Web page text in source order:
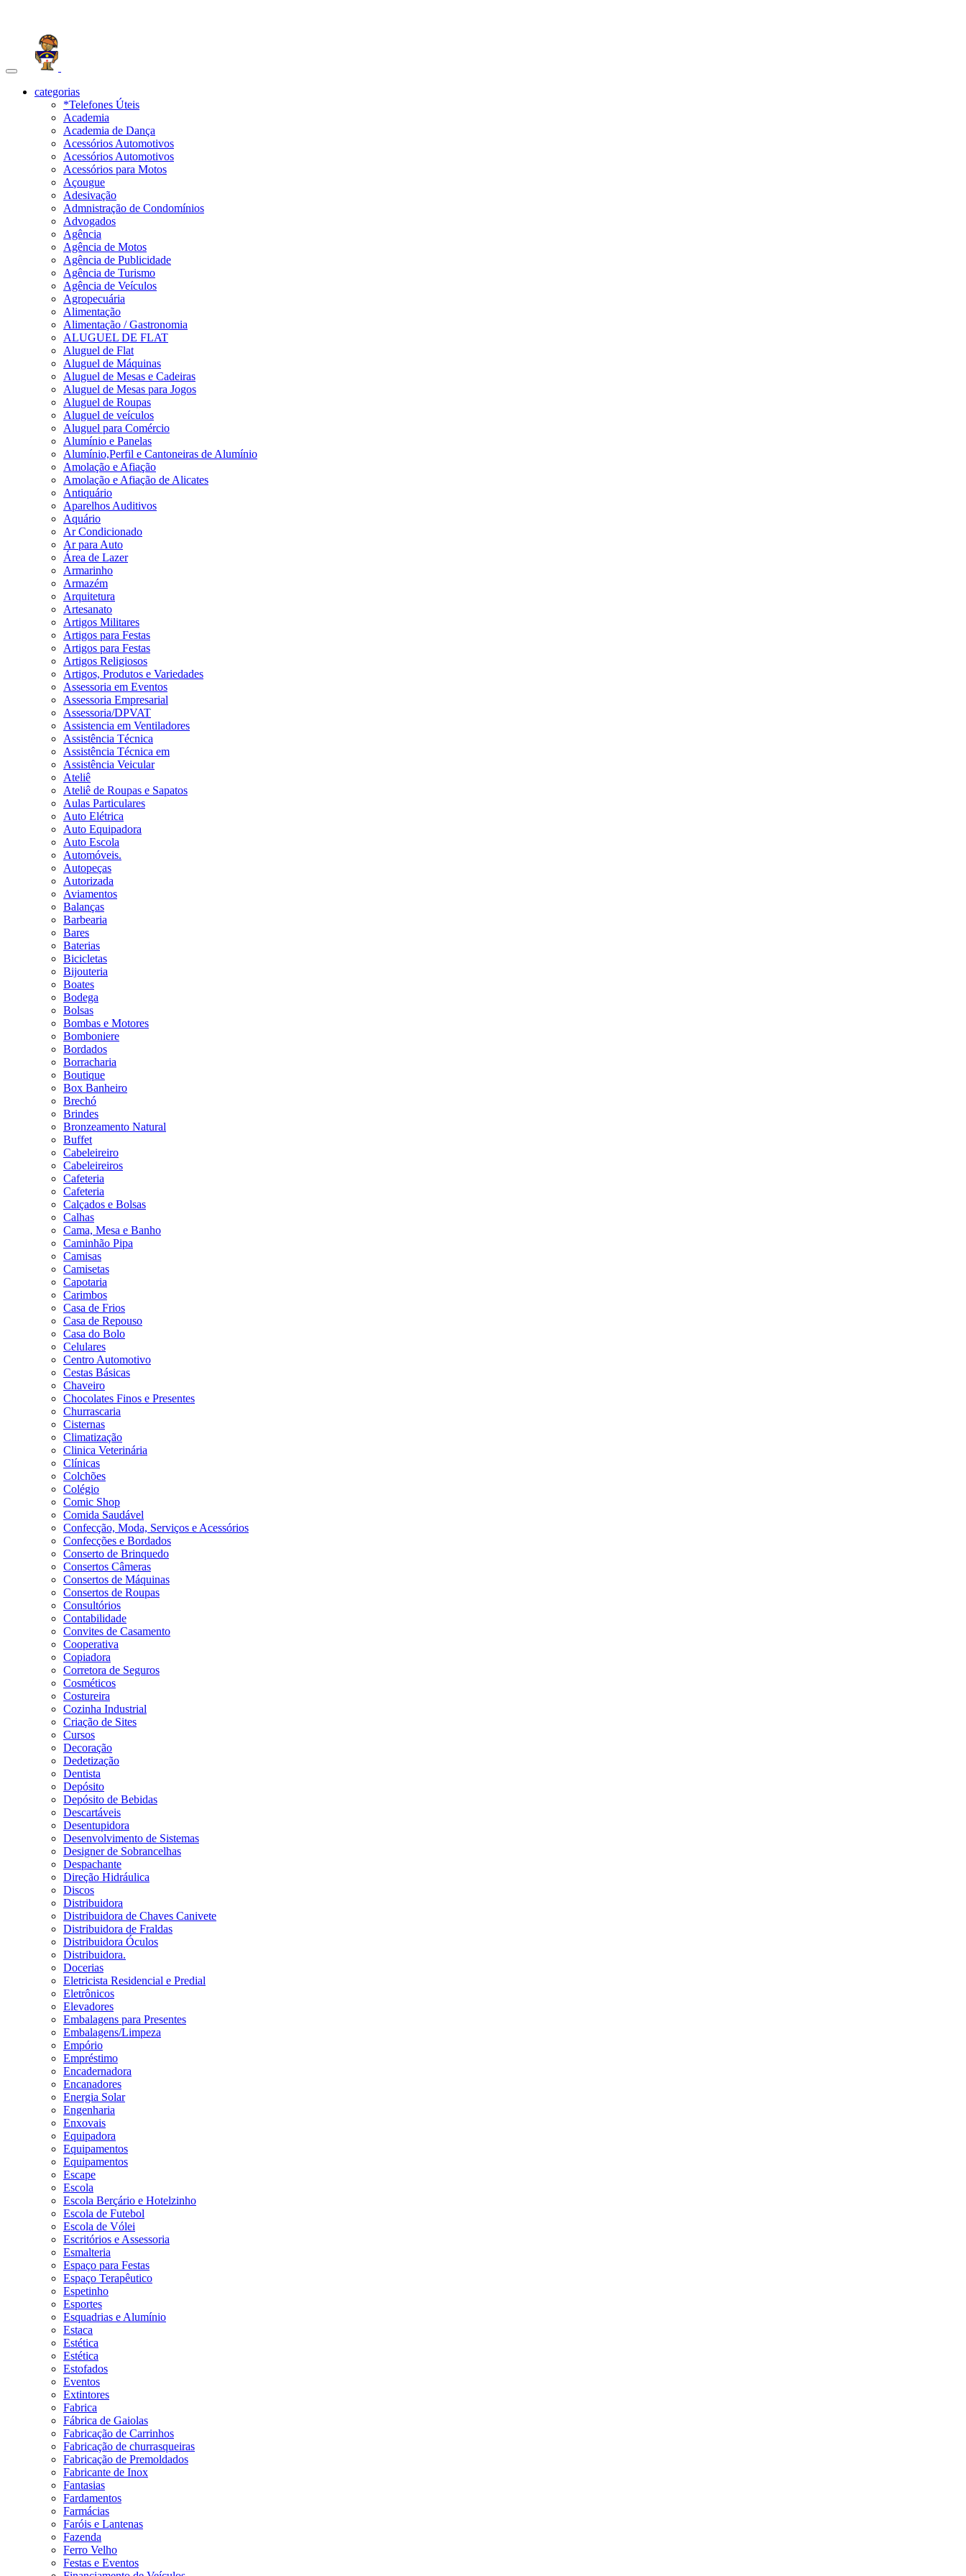
Toggle
navigationcategorias
*Telefones Úteis
Academia
Academia de Dança
Acessórios Automotivos
Acessórios Automotivos
Acessórios para Motos
Açougue
Adesivação
Admnistração de Condomínios
Advogados
Agência
Agência de Motos
Agência de Publicidade
Agência de Turismo
Agência de Veículos
Agropecuária
Alimentação
Alimentação / Gastronomia
ALUGUEL DE FLAT
Aluguel de Flat
Aluguel de Máquinas
Aluguel de Mesas e Cadeiras
Aluguel de Mesas para Jogos
Aluguel de Roupas
Aluguel de veículos
Aluguel para Comércio
Alumínio e Panelas
Alumínio,Perfil e Cantoneiras de Alumínio
Amolação e Afiação
Amolação e Afiação de Alicates
Antiquário
Aparelhos Auditivos
Aquário
Ar Condicionado
Ar para Auto
Área de Lazer
Armarinho
Armazém
Arquitetura
Artesanato
Artigos Militares
Artigos para Festas
Artigos para Festas
Artigos Religiosos
Artigos, Produtos e Variedades
Assessoria em Eventos
Assessoria Empresarial
Assessoria/DPVAT
Assistencia em Ventiladores
Assistência Técnica
Assistência Técnica em
Assistência Veicular
Ateliê
Ateliê de Roupas e Sapatos
Aulas Particulares
Auto Elétrica
Auto Equipadora
Auto Escola
Automóveis.
Autopeças
Autorizada
Aviamentos
Balanças
Barbearia
Bares
Baterias
Bicicletas
Bijouteria
Boates
Bodega
Bolsas
Bombas e Motores
Bomboniere
Bordados
Borracharia
Boutique
Box Banheiro
Brechó
Brindes
Bronzeamento Natural
Buffet
Cabeleireiro
Cabeleireiros
Cafeteria
Cafeteria
Calçados e Bolsas
Calhas
Cama, Mesa e Banho
Caminhão Pipa
Camisas
Camisetas
Capotaria
Carimbos
Casa de Frios
Casa de Repouso
Casa do Bolo
Celulares
Centro Automotivo
Cestas Básicas
Chaveiro
Chocolates Finos e Presentes
Churrascaria
Cisternas
Climatização
Clinica Veterinária
Clínicas
Colchões
Colégio
Comic Shop
Comida Saudável
Confecção, Moda, Serviços e Acessórios
Confecções e Bordados
Conserto de Brinquedo
Consertos Câmeras
Consertos de Máquinas
Consertos de Roupas
Consultórios
Contabilidade
Convites de Casamento
Cooperativa
Copiadora
Corretora de Seguros
Cosméticos
Costureira
Cozinha Industrial
Criação de Sites
Cursos
Decoração
Dedetização
Dentista
Depósito
Depósito de Bebidas
Descartáveis
Desentupidora
Desenvolvimento de Sistemas
Designer de Sobrancelhas
Despachante
Direção Hidráulica
Discos
Distribuidora
Distribuidora de Chaves Canivete
Distribuidora de Fraldas
Distribuidora Óculos
Distribuidora.
Docerias
Eletricista Residencial e Predial
Eletrônicos
Elevadores
Embalagens para Presentes
Embalagens/Limpeza
Empório
Empréstimo
Encadernadora
Encanadores
Energia Solar
Engenharia
Enxovais
Equipadora
Equipamentos
Equipamentos
Escape
Escola
Escola Berçário e Hotelzinho
Escola de Futebol
Escola de Vólei
Escritórios e Assessoria
Esmalteria
Espaço para Festas
Espaço Terapêutico
Espetinho
Esportes
Esquadrias e Alumínio
Estaca
Estética
Estética
Estofados
Eventos
Extintores
Fabrica
Fábrica de Gaiolas
Fabricação de Carrinhos
Fabricação de churrasqueiras
Fabricação de Premoldados
Fabricante de Inox
Fantasias
Fardamentos
Farmácias
Faróis e Lantenas
Fazenda
Ferro Velho
Festas e Eventos